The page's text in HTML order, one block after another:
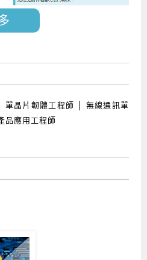
單晶片韌體工程師 │ 無線通訊單
品應用工程師